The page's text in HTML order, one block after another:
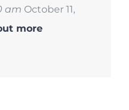
am October 11,
more